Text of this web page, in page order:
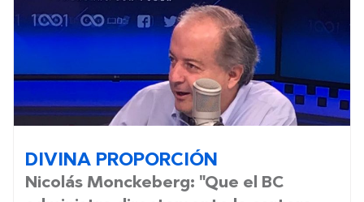
DIVINA PROPORCIÓN
Nicolás Monckeberg: "Que el BC